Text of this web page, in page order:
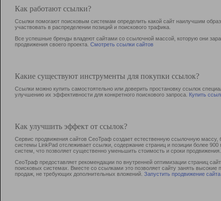
Как работают ссылки?
Ссылки помогают поисковым системам определить какой сайт наилучшим
участвовать в раcпределении позиций и поискового трафика.
Все успешные бренды владеют сайтами со ссылочной массой, которую они
продвижения своего проекта. Смотреть ссылки сайтов
Какие существуют инструменты для покупки ссылок?
Ссылки можно купить самостоятельно или доверить простановку ссылок
улучшению их эффективности для конкретного поискового запроса. Купить
Как улучшить эффект от ссылок?
Сервис продвижения сайтов СеоТраф создает естественную ссылочную
системы LinkPad отслеживает ссылки, содержание страниц и позиции более
систем, что позволяет существенно уменьшить стоимость и сроки продвижения.
СеоТраф предоставляет рекомендации по внутренней оптимизации страниц
поисковых системах. Вместе со ссылками это позволяет сайту занять
продаж, не требующих дополнительных вложений. Запустить продвижение сайта